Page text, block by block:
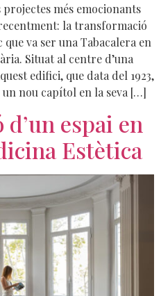
més emocionants
la transformació
va ser una Tabacalera en
Situat al centre d’una
edifici, que data del 1923,
nou capítol en la seva […]
espai en
Estètica